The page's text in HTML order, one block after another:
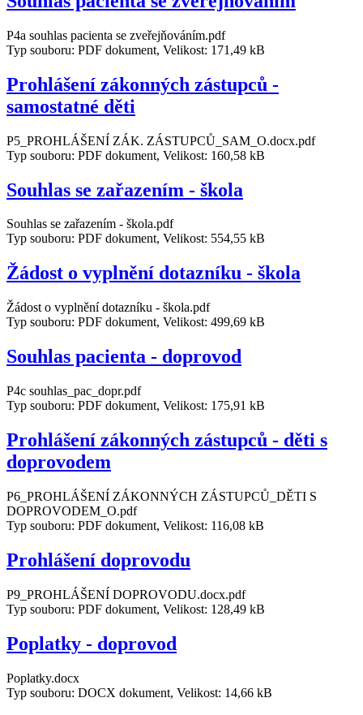
P4a souhlas pacienta se zveřejňováním.pdf
Typ souboru: PDF dokument, Velikost: 171,49 kB
Prohlášení zákonných zástupců -
samostatné děti
P5_PROHLÁŠENÍ ZÁK. ZÁSTUPCŮ_SAM_O.docx.pdf
Typ souboru: PDF dokument, Velikost: 160,58 kB
Souhlas se zařazením - škola
Souhlas se zařazením - škola.pdf
Typ souboru: PDF dokument, Velikost: 554,55 kB
Žádost o vyplnění dotazníku - škola
Žádost o vyplnění dotazníku - škola.pdf
Typ souboru: PDF dokument, Velikost: 499,69 kB
Souhlas pacienta - doprovod
P4c souhlas_pac_dopr.pdf
Typ souboru: PDF dokument, Velikost: 175,91 kB
Prohlášení zákonných zástupců - děti s
doprovodem
P6_PROHLÁŠENÍ ZÁKONNÝCH ZÁSTUPCŮ_DĚTI S
DOPROVODEM_O.pdf
Typ souboru: PDF dokument, Velikost: 116,08 kB
Prohlášení doprovodu
P9_PROHLÁŠENÍ DOPROVODU.docx.pdf
Typ souboru: PDF dokument, Velikost: 128,49 kB
Poplatky - doprovod
Poplatky.docx
Typ souboru: DOCX dokument, Velikost: 14,66 kB